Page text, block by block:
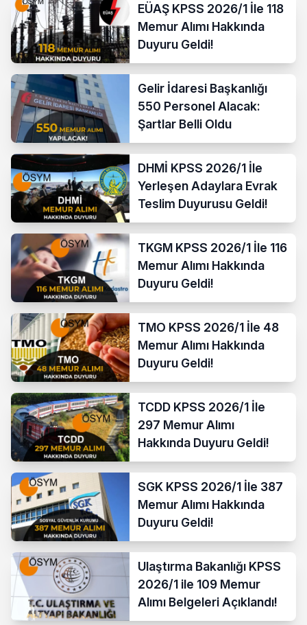
EÜAŞ KPSS 2026/1 İle 118
Memur Alımı Hakkında
Duyuru Geldi!
Gelir İdaresi Başkanlığı
550 Personel Alacak:
Şartlar Belli Oldu
DHMİ KPSS 2026/1 İle
Yerleşen Adaylara Evrak
Teslim Duyurusu Geldi!
TKGM KPSS 2026/1 İle 116
Memur Alımı Hakkında
Duyuru Geldi!
TMO KPSS 2026/1 İle 48
Memur Alımı Hakkında
Duyuru Geldi!
TCDD KPSS 2026/1 İle
297 Memur Alımı
Hakkında Duyuru Geldi!
SGK KPSS 2026/1 İle 387
Memur Alımı Hakkında
Duyuru Geldi!
Ulaştırma Bakanlığı KPSS
2026/1 ile 109 Memur
Alımı Belgeleri Açıklandı!